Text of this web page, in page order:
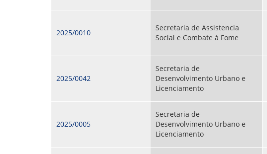
2025/0010
Secretaria de Assistencia
Social e Combate à Fome
2025/0042
Secretaria de
Desenvolvimento Urbano e
Licenciamento
2025/0005
Secretaria de
Desenvolvimento Urbano e
Licenciamento